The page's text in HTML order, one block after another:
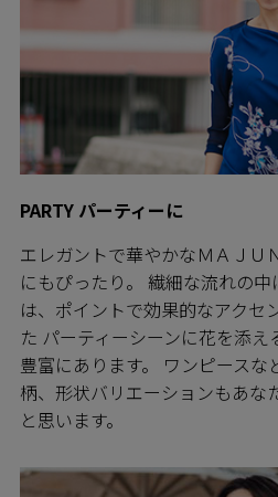
PARTY パーティーに
エレガントで華やかなＭＡＪＵ
にもぴったり。 繊細な流れの
は、ポイントで効果的なアクセ
た パーティーシーンに花を添
豊富にあります。 ワンピースな
柄、形状バリエーションもあな
と思います。